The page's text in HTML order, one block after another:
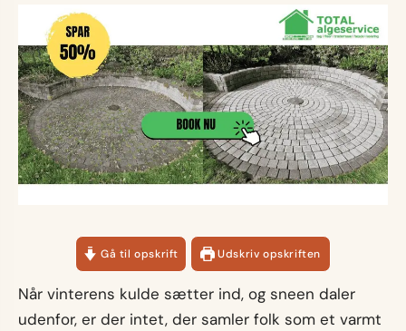
Gå til opskrift Udskriv opskriften
Når vinterens kulde sætter ind, og sneen daler
udenfor, er der intet, der samler folk som et varmt